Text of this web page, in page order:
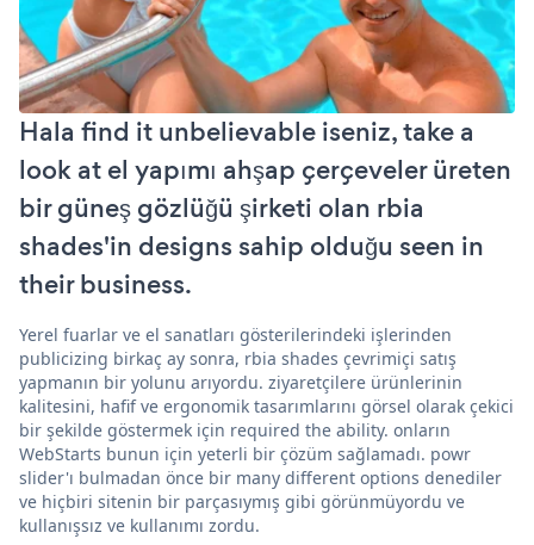
Hala find it unbelievable iseniz, take a
look at el yapımı ahşap çerçeveler üreten
bir güneş gözlüğü şirketi olan rbia
shades'in designs sahip olduğu seen in
their business.
Yerel fuarlar ve el sanatları gösterilerindeki işlerinden
publicizing birkaç ay sonra, rbia shades çevrimiçi satış
yapmanın bir yolunu arıyordu. ziyaretçilere ürünlerinin
kalitesini, hafif ve ergonomik tasarımlarını görsel olarak çekici
bir şekilde göstermek için required the ability. onların
WebStarts bunun için yeterli bir çözüm sağlamadı. powr
slider'ı bulmadan önce bir many different options denediler
ve hiçbiri sitenin bir parçasıymış gibi görünmüyordu ve
kullanışsız ve kullanımı zordu.